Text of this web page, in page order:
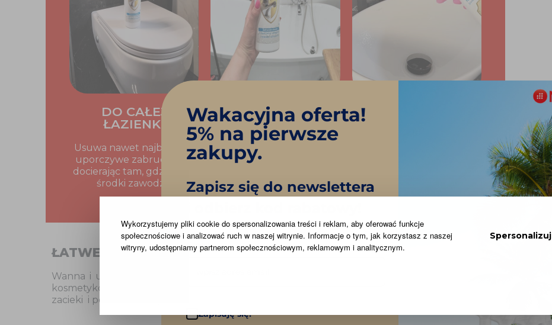
DO CAŁEJ
ŁAZIENKI
Usuwa nawet najbardziej
uporczywe zabrudzenia,
docierając tam, gdzie inne
środki zawodzą.
DO KABIN I
WANIEN
Twoja kabina będzie jak
nowa. Usuwa kamień jak
ŁATWE USUWANIE OSADÓW Z MYDŁA
Wanna i umywalka to miejsca, w których notorycznie gromadzą się osady z mydła i innych
kosmetyków, np. szamponu. Nanobauer Bathroom Cleaner bardzo dobrze domywa tego typu
zacieki i pozostawia czyszczoną powierzchnię lśniącą i gotową do dalszego użytkowania.
Wykorzystujemy pliki cookie do spersonalizowania treści i reklam, aby oferować funkcje
społecznościowe i analizować ruch w naszej witrynie. Informacje o tym, jak korzystasz z naszej
witryny, udostępniamy partnerom społecznościowym, reklamowym i analitycznym.
Spersonalizuj
Wakacyjna oferta!
5% na pierwsze
zakupy.
Zapisz się do newslettera
Email
Zapisuję się!